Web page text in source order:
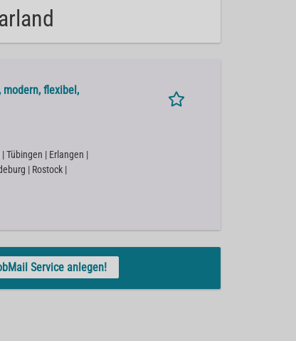
flexibel,
Tübingen | Erlangen |
| Rostock |
Service anlegen!